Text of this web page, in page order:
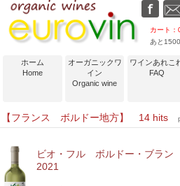
カート：
あと
ホーム
Home
オーガニックワ
イン
Organic wine
ワインあれこ
FAQ
【フランス ボルドー地方】 14 hits
ビオ・フル ボルドー・ブラン
2021